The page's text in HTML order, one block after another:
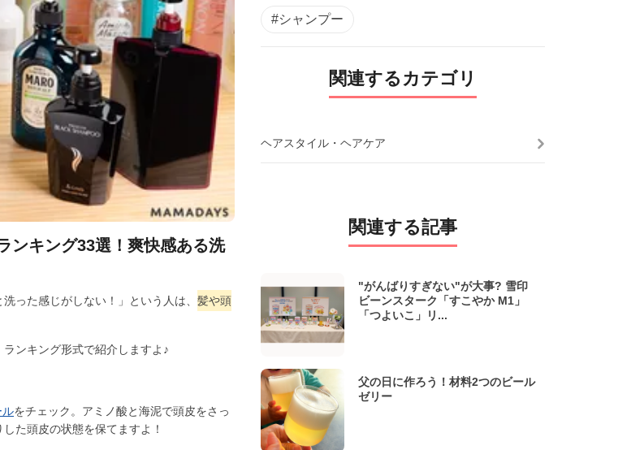
ンキング33選！爽快感ある洗
った感じがしない！」という人は、 髪や頭
ンキング形式で紹介しますよ♪
ルをチェック。アミノ酸と海泥で頭皮をさっ
た頭皮の状態を保てますよ！
#シャンプー
関連するカテゴリ
ヘアスタイル・ヘアケア
関連する記事
"がんばりすぎない"が大事? 雪印
ビーンスターク「すこやか M1」
「つよいこ」リ...
父の日に作ろう！材料2つのビール
ゼリー